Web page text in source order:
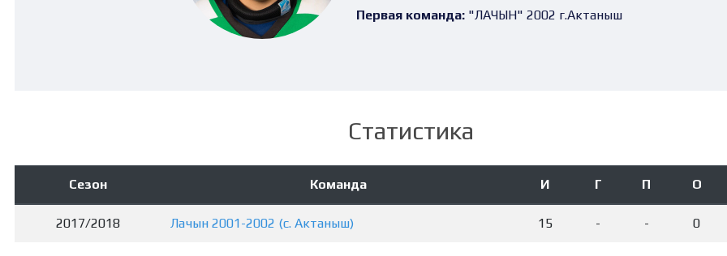
Первая команда:"ЛАЧЫН" 2002 г.Актаныш
Статистика
Сезон Команда И Г П О
2017/2018 Лачын 2001-2002 (с. Актаныш) 15 - - 0